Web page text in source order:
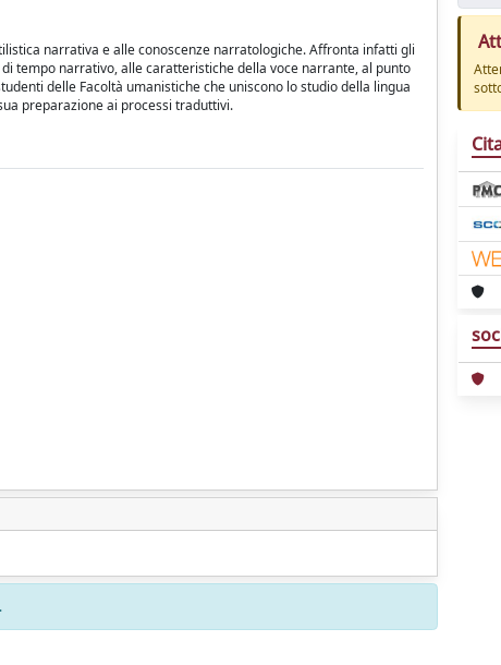
narrativa e alle conoscenze narratologiche. Affronta infatti gli
tempo narrativo, alle caratteristiche della voce narrante, al punto
delle Facoltà umanistiche che uniscono lo studio della lingua
preparazione ai processi traduttivi.